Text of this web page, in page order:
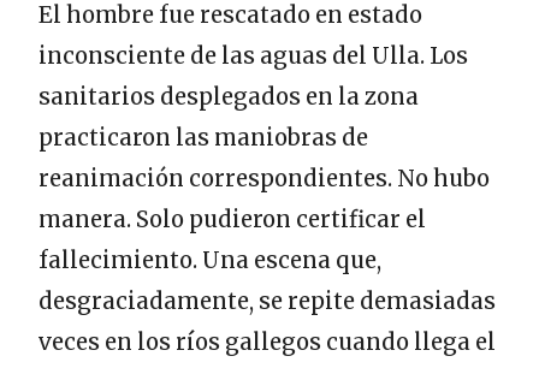
El hombre fue rescatado en estado
inconsciente de las aguas del Ulla. Los
sanitarios desplegados en la zona
practicaron las maniobras de
reanimación correspondientes. No hubo
manera. Solo pudieron certificar el
fallecimiento. Una escena que,
desgraciadamente, se repite demasiadas
veces en los ríos gallegos cuando llega el